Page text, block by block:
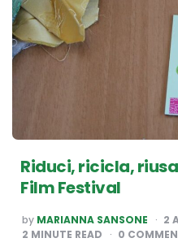
Riduci, ricicla,
Film Festival
POSTED
BY
by MARIANNA SANSONE
2
2 MINUTE READ 0